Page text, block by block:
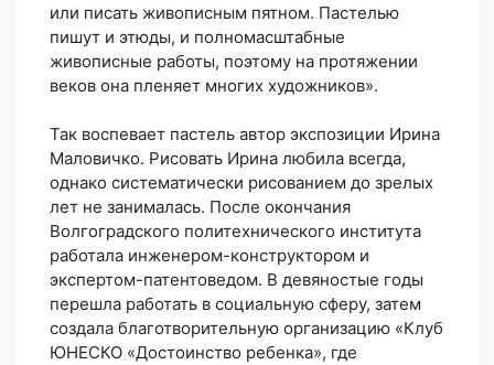
или писать живописным пятном. Пастелью
пишут и этюды, и полномасштабные
живописные работы, поэтому на протяжении
веков она пленяет многих художников».
Так воспевает пастель автор экспозиции Ирина
Маловичко. Рисовать Ирина любила всегда,
однако систематически рисованием до зрелых
лет не занималась. После окончания
Волгоградского политехнического института
работала инженером-конструктором и
экспертом-патентоведом. В девяностые годы
перешла работать в социальную сферу, затем
создала благотворительную организацию «Клуб
ЮНЕСКО «Достоинство ребенка», где